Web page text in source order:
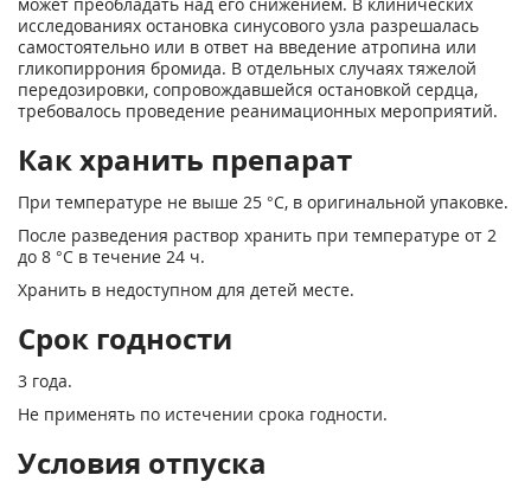
исследованиях остановка синусового узла разрешалась
самостоятельно или в ответ на введение атропина или
гликопиррония бромида. В отдельных случаях тяжелой
передозировки, сопровождавшейся остановкой сердца,
требовалось проведение реанимационных мероприятий.
Как хранить препарат
При температуре не выше 25 °С, в оригинальной упаковке.
После разведения раствор хранить при температуре от 2
до 8 °С в течение 24 ч.
Хранить в недоступном для детей месте.
Срок годности
3 года.
Не применять по истечении срока годности.
Условия отпуска